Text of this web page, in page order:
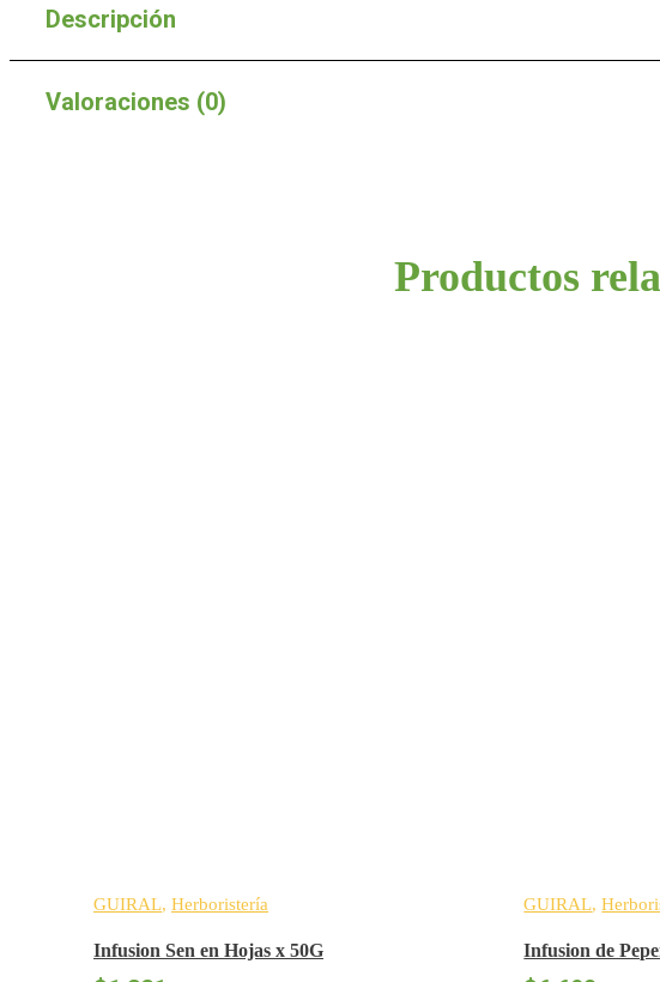
Descripción
Valoraciones (0)
Productos
GUIRAL, Herboristería
Infusion Sen en Hojas x 50G
GUIRAL,
Infusion de